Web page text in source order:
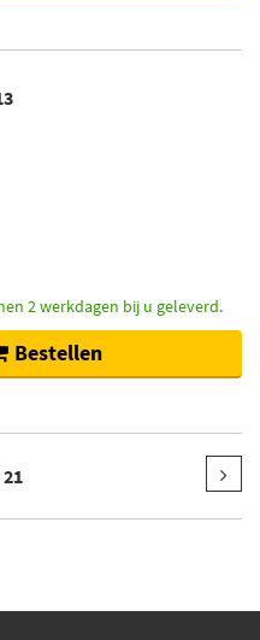
2 werkdagen bij u geleverd.
Bestellen
21